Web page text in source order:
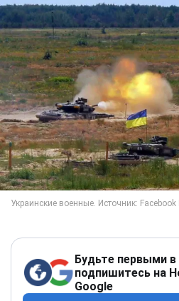
Будьте первыми в
подпишитесь на
Google